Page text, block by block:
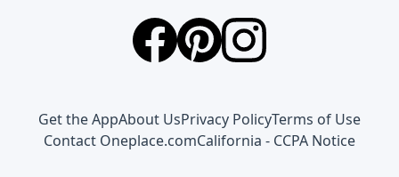
Get the AppAbout UsPrivacy PolicyTerms of Use
Contact Oneplace.comCalifornia - CCPA Notice